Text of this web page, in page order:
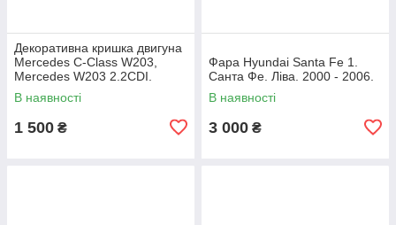
Декоративна кришка двигуна
Mercedes C-Class W203,
Mercedes W203 2.2CDI.
A6460100467.
В наявності
1 500 ₴
Фара Hyundai Santa Fe 1.
Санта Фе. Ліва. 2000 - 2006.
В наявності
3 000 ₴